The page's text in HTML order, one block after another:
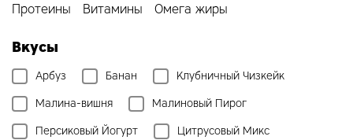
Протеины
Витамины Омега жиры
Вкусы
Арбуз Банан Клубничный Чизкейк
Малина-вишня Малиновый Пирог
Персиковый Йогурт Цитрусовый Микс